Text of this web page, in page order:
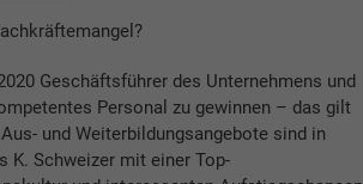
Geschäftsführer des Unternehmens und
Personal zu gewinnen – das gilt
und Weiterbildungsangebote sind in
K. Schweizer mit einer Top-